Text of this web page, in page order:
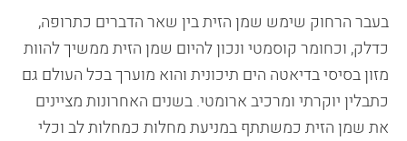
בעבר הרחוק שימש שמן הזית בין שאר הדברים כתרופה,
כדלק, וכחומר קוסמטי ונכון להיום שמן הזית ממשיך להוות
מזון בסיסי בדיאטה הים תיכונית והוא מוערך בכל העולם גם
כתבלין יוקרתי ומרכיב ארומטי. בשנים האחרונות מציינים
את שמן הזית כמשתתף במניעת מחלות כמחלות לב וכלי